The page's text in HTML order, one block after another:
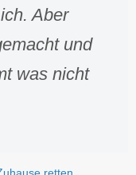
Aber
und
was nicht
retten